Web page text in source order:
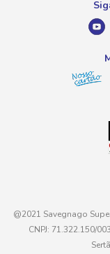
@2021 Savegnago
CNPJ: 71.322.150/